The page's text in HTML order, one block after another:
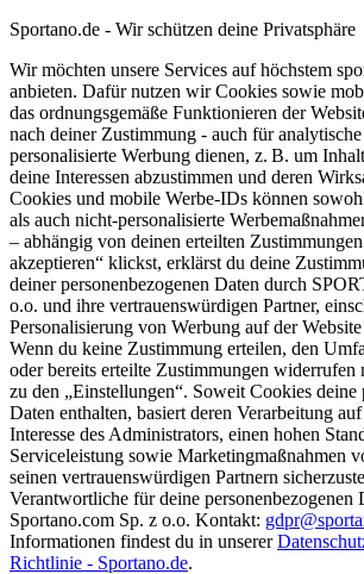
Sportano.de - Wir schützen deine Privatsphäre
Wir möchten unsere Services auf höchstem
anbieten. Dafür nutzen wir Cookies sowie
das ordnungsgemäße Funktionieren der
nach deiner Zustimmung - auch für
personalisierte Werbung dienen, z. B. um
deine Interessen abzustimmen und deren
Cookies und mobile Werbe-IDs können
als auch nicht-personalisierte
– abhängig von deinen erteilten
akzeptieren“ klickst, erklärst du deine
deiner personenbezogenen Daten durch
o.o. und ihre vertrauenswürdigen Partner,
Personalisierung von Werbung auf der
Wenn du keine Zustimmung erteilen, den
oder bereits erteilte Zustimmungen widerrufen
zu den „Einstellungen“. Soweit Cookies deine
Daten enthalten, basiert deren Verarbeitung
Interesse des Administrators, einen hohen
Serviceleistung sowie Marketingmaßnahmen
seinen vertrauenswürdigen Partnern
Verantwortliche für deine personenbezogenen
Sportano.com Sp. z o.o. Kontakt:
Informationen findest du in unserer
Richtlinie - Sportano.de.